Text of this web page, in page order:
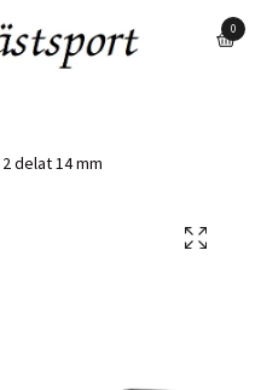
0
delat 14 mm